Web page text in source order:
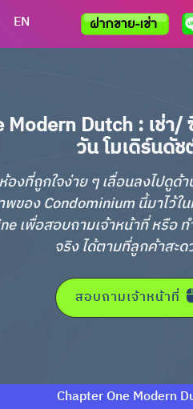
EN
Modern Dutch : เช่า
วัน โมเดิร์นดั
งที่ถูกใจง่าย ๆ เลื่อนลงไปดูด้
อง Condominium นี้มาไว้ใน
เพื่อสอบถามเจ้าหน้าที่ หรือ
จริง ได้ตามที่ลูกค้าสะด
สอบถามเจ้าหน้าที่
Chapter One Modern